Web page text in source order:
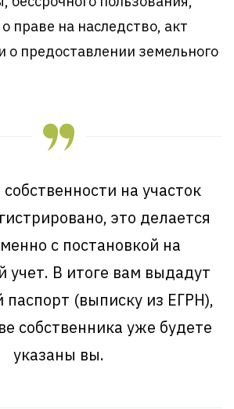
праве на наследство, акт
о предоставлении земельного
на участок
это делается
с постановкой на
учет. В итоге вам выдадут
паспорт (выписку из ЕГРН),
собственника уже будете
указаны вы.